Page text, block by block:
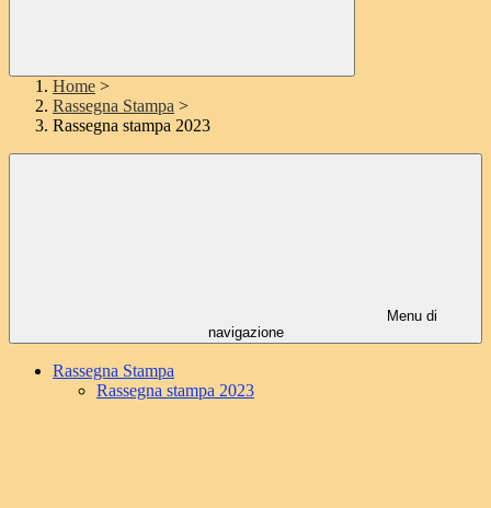
Home >
Rassegna Stampa >
Rassegna stampa 2023
Menu di
navigazione
Rassegna Stampa
Rassegna stampa 2023